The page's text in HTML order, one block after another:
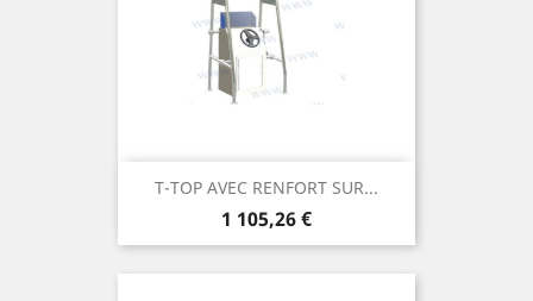
T-TOP AVEC RENFORT SUR...
Prix
1 105,26 €